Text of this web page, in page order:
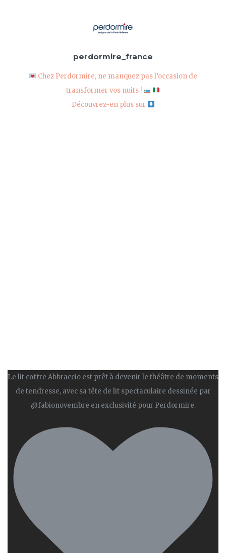
perdormire_france
Chez Perdormire, ne manquez pas l’occasion de
transformer vos nuits !
Découvrez-en plus sur
Le lit coffre Abbraccio est prêt à devenir le théâtre de moments
de tendresse, avec sa tête de lit spectaculaire dessinée par
@fabionovembre en exclusivité pour Perdormire.